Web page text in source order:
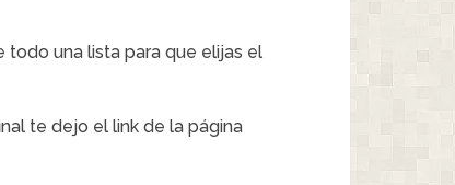
una lista para que elijas el
te dejo el link de la página